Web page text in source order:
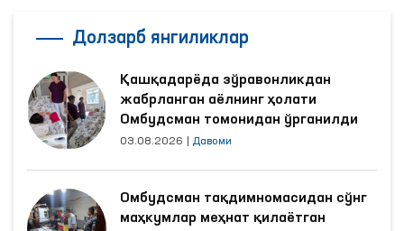
Долзарб янгиликлар
Қашқадарёда зўравонликдан
жабрланган аёлнинг ҳолати
Омбудсман томонидан ўрганилди
03.08.2026 Давоми
Омбудсман тақдимномасидан сўнг
маҳкумлар меҳнат қилаётган